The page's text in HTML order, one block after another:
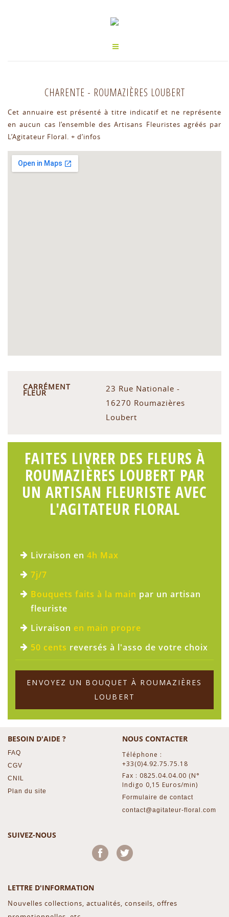
CHARENTE - ROUMAZIÈRES LOUBERT
Cet annuaire est présenté à titre indicatif et ne représente
en aucun cas l’ensemble des Artisans Fleuristes agréés par
L’Agitateur Floral. + d’infos
CARRÉMENT
FLEUR
23 Rue Nationale -
16270 Roumazières
Loubert
FAITES LIVRER DES FLEURS À
ROUMAZIÈRES LOUBERT PAR
UN ARTISAN FLEURISTE AVEC
L'AGITATEUR FLORAL
Livraison en 4h Max
7j/7
Bouquets faits à la main par un artisan
fleuriste
Livraison en main propre
50 cents reversés à l'asso de votre choix
ENVOYEZ UN BOUQUET À ROUMAZIÈRES
LOUBERT
BESOIN D'AIDE ?
FAQ
CGV
CNIL
Plan du site
NOUS CONTACTER
Téléphone :
+33(0)4.92.75.75.18
Fax : 0825.04.04.00 (N°
Indigo 0,15 Euros/min)
Formulaire de contact
contact@agitateur-floral.com
SUIVEZ-NOUS
Facebook
LETTRE D'INFORMATION
Nouvelles collections, actualités, conseils, offres